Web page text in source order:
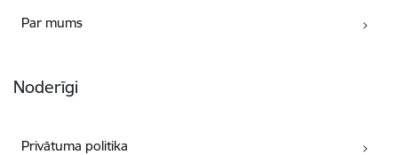
Par mums
Noderīgi
Privātuma politika